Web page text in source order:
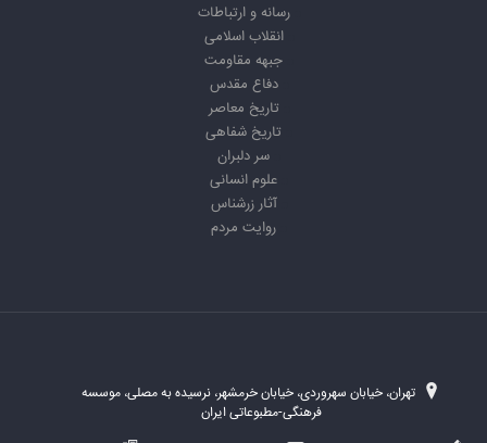
رسانه و ارتباطات
انقلاب اسلامی
جبهه مقاومت
دفاع مقدس
تاریخ معاصر
تاریخ شفاهی
سر دلبران
علوم انسانی
آثار زرشناس
روایت مردم
تهران، خیابان سهروردی، خیابان خرمشهر، نرسیده به مصلی، موسسه
فرهنگی-مطبوعاتی ایران